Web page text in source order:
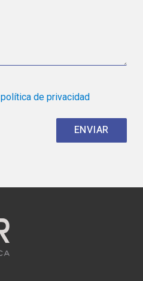
política de privacidad